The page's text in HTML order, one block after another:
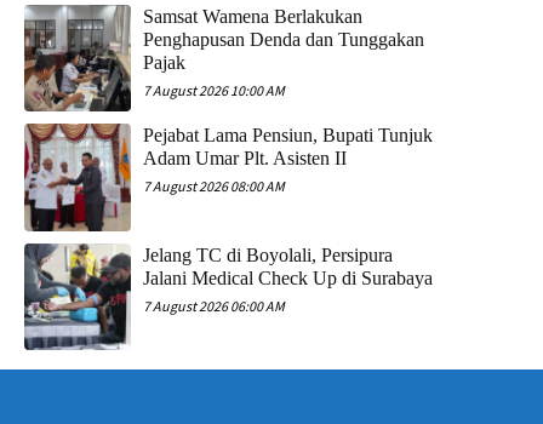
Samsat Wamena Berlakukan
Penghapusan Denda dan Tunggakan
Pajak
7 August 2026 10:00 AM
Pejabat Lama Pensiun, Bupati Tunjuk
Adam Umar Plt. Asisten II
7 August 2026 08:00 AM
Jelang TC di Boyolali, Persipura
Jalani Medical Check Up di Surabaya
7 August 2026 06:00 AM